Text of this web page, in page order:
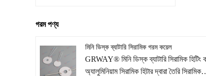
গরম পণ্য
মিনি ডিস্ক ব্যাটারি সিরামিক গরম কয়েল
GRWAY® মিনি ডিস্ক ব্যাটারি সিরামিক হিটিং
অ্যালুমিনিয়াম সিরামিক হিটার দ্বারা তৈরি সিরামিক